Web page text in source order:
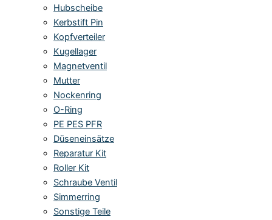
Hubscheibe
Kerbstift Pin
Kopfverteiler
Kugellager
Magnetventil
Mutter
Nockenring
O-Ring
PE PES PFR
Düseneinsätze
Reparatur Kit
Roller Kit
Schraube Ventil
Simmerring
Sonstige Teile